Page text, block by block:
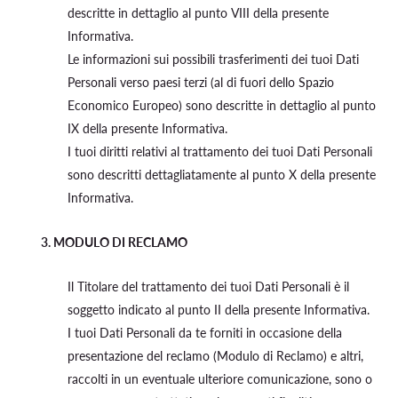
descritte in dettaglio al punto VIII della presente
Informativa.
Le informazioni sui possibili trasferimenti dei tuoi Dati
Personali verso paesi terzi (al di fuori dello Spazio
Economico Europeo) sono descritte in dettaglio al punto
IX della presente Informativa.
I tuoi diritti relativi al trattamento dei tuoi Dati Personali
sono descritti dettagliatamente al punto X della presente
Informativa.
3. MODULO DI RECLAMO
Il Titolare del trattamento dei tuoi Dati Personali è il
soggetto indicato al punto II della presente Informativa.
I tuoi Dati Personali da te forniti in occasione della
presentazione del reclamo (Modulo di Reclamo) e altri,
raccolti in un eventuale ulteriore comunicazione, sono o